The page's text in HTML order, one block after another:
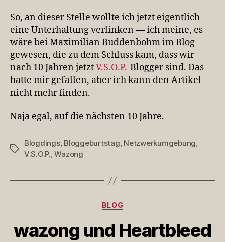
So, an dieser Stelle wollte ich jetzt eigentlich
eine Unterhaltung verlinken — ich meine, es
wäre bei Maximilian Buddenbohm im Blog
gewesen, die zu dem Schluss kam, dass wir
nach 10 Jahren jetztV.S.O.P.-Blogger sind. Das
hatte mir gefallen, aber ich kann den Artikel
nicht mehr finden.
Naja egal, auf die nächsten 10 Jahre.
Schlagwörter
Blogdings, Bloggeburtstag, Netzwerkumgebung,
V.S.O.P.,Wazong
Kategorien
BLOG
wazong und Heartbleed